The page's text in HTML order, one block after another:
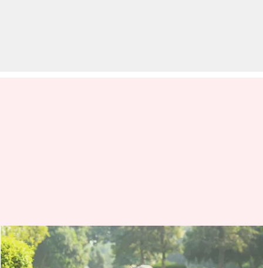
Latihan pernapasan yang
efektif untuk pasien asma